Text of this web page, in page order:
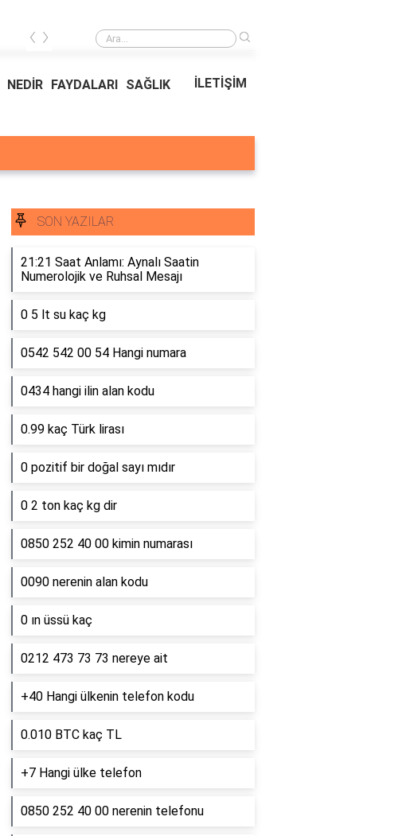
Ödeal Müşteri Hizmetleri
‹ ›
NEDİR FAYDALARI SAĞLIK İLETİŞİM
SON YAZILAR
21:21 Saat Anlamı: Aynalı Saatin
Numerolojik ve Ruhsal Mesajı
0 5 lt su kaç kg
0542 542 00 54 Hangi numara
0434 hangi ilin alan kodu
0.99 kaç Türk lirası
0 pozitif bir doğal sayı mıdır
0 2 ton kaç kg dir
0850 252 40 00 kimin numarası
0090 nerenin alan kodu
0 ın üssü kaç
0212 473 73 73 nereye ait
+40 Hangi ülkenin telefon kodu
0.010 BTC kaç TL
+7 Hangi ülke telefon
0850 252 40 00 nerenin telefonu